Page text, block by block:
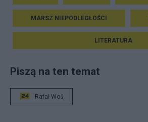
MARSZ NIEPODLEGŁOŚCI
LITERATURA
Piszą na ten temat
Rafał Woś